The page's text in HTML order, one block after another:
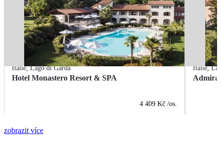
Itálie,Lago di Garda
Hotel Monastero Resort & SPA
4 409 Kč /os.
Itálie,
zobrazit více